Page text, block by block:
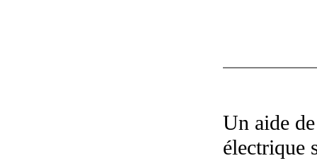
Un aide
électrique